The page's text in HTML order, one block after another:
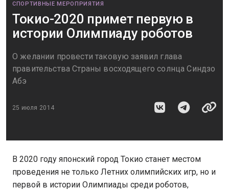
СПОРТИВНЫЕ МЕРОПРИЯТИЯ
Токио-2020 примет первую в
истории Олимпиаду роботов
О желании провести таковую заявил глава
правительства Страны восходящего солнца Синдзо
Абэ
25 июля 2014
В 2020 году японский город Токио станет местом
проведения не только Летних олимпийских игр, но и
первой в истории Олимпиады среди роботов,